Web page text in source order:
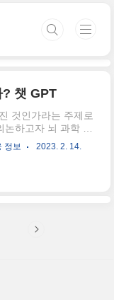
? 챗 GPT
것인가라는 주제로
논하고자 뇌 과학 연
도되었습니다. 사실
소한 단어인 챗 GPT
하겠습니다. 챗GTP
인공 지능 대화 시
챗 GPT에게 질문을
정보 2023. 2. 14.